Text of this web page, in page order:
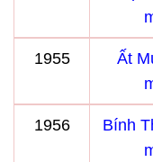
1955
Ất
1956
Bính